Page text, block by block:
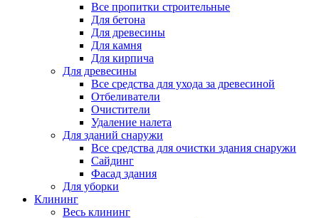
Все пропитки строительные
Для бетона
Для древесины
Для камня
Для кирпича
Для древесины
Все средства для ухода за древесиной
Отбеливатели
Очистители
Удаление налета
Для зданий снаружи
Все средства для очистки здания снаружи
Сайдинг
Фасад здания
Для уборки
Клининг
Весь клининг